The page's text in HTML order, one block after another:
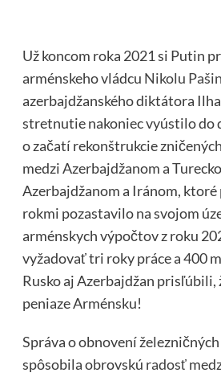
Už koncom roka 2021 si Putin
arménskeho vládcu Nikolu
azerbajdžanského diktátora
stretnutie nakoniec vyústilo do
o začatí rekonštrukcie
medzi Azerbajdžanom a
Azerbajdžanom a Iránom,
rokmi pozastavilo na svojom
arménskych výpočtov z roku
vyžadovať tri roky práce a 400
Rusko aj Azerbajdžan prisľúbili,
peniaze Arménsku!
Správa o obnovení
spôsobila obrovskú radosť